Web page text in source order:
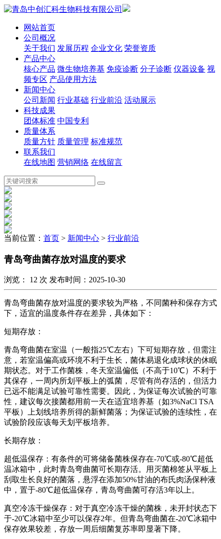
网站首页
公司概况
关于我们 发展历程 企业文化 荣誉资质
产品中心
核心产品 微生物培养基 免疫诊断 分子诊断 仪器设备 视
频专区 产品使用方法
新闻中心
公司新闻 行业基础 行业前沿 活动展示
科技成果
团体标准 中国专利
质量体系
质量方针 质量管理 标准规范
联系我们
在线地图 营销网络 在线留言
当前位置： 首页 > 新闻中心 > 行业前沿
青岛弯曲菌存放对温度的要求
浏览： 12 次 发布时间：2025-10-30
青岛弯曲菌存放对温度的要求较为严格，不同菌种和保存方式
下，适宜的温度条件存在差异，具体如下：
短期存放：
青岛弯曲菌在室温（一般指25℃左右）下可短期存放，但需注
意，若室温偏高或环境不利于生长，菌体易退化成球状的休眠
期状态。对于工作菌株，冬天室温偏低（不高于10℃）不利于
其保存，一周内所划平板上的弧菌，尽管有尚存活的，但活力
已远不能满足试验可靠性需要。因此，为保证每次试验的可靠
性，建议每次接菌都用前一天在适宜培养基（如3%NaCl TSA
平板）上划线培养所得的新鲜菌落；为保证试验的连续性，在
试验阶段应该每天划平板培养。
长期存放：
超低温保存：有条件的可将储备菌株保存在-70℃或-80℃超低
温冰箱中，此时青岛弯曲菌可长期存活。用灭菌棉签从平板上
刮取生长良好的菌落，悬浮在添加50%甘油的布氏肉汤保种液
中，置于-80℃超低温保存，青岛弯曲菌可存活3年以上。
真空冷冻干燥保存：对于真空冷冻干燥的菌株，未开封状态下
于-20℃冰箱中至少可以保存2年。但青岛弯曲菌在-20℃冰箱中
保存效果较差，存放一周后细菌复苏率即显著下降。